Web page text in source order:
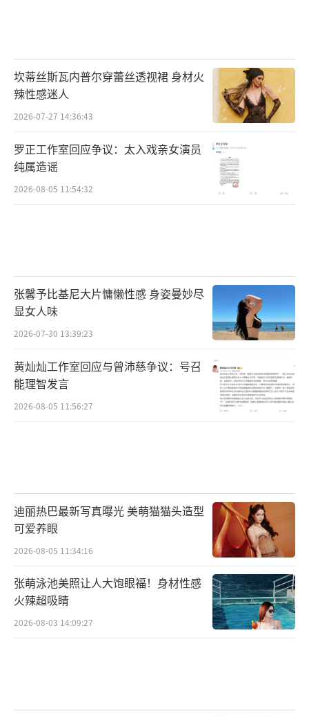
坎蒂丝斯瓦内普尔穿蕾丝透视裙 身材火
辣性感迷人
2026-07-27 14:36:43
罗正工作室回应争议：太入戏亲女演员
纯属造谣
2026-08-05 11:54:32
张馨予比基尼大片慵懒性感 身姿曼妙尽
显女人味
2026-07-30 13:39:23
黄灿灿工作室回应与曾沛慈争议：号召
能理智发言
2026-08-05 11:56:27
迪丽热巴最新写真曝光 美萌猫猫头造型
可爱养眼
2026-08-05 11:34:16
张萌泳池美照让人大饱眼福！身材性感
火辣超吸睛
2026-08-03 14:09:27